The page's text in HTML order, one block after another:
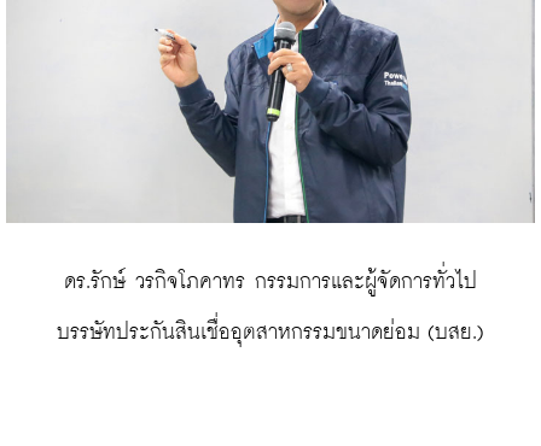
ดร.รักษ์ วรกิจโภคาทร กรรมการและผู้จัดการทั่วไป
บรรษัทประกันสินเชื่ออุตสาหกรรมขนาดย่อม (บสย.)